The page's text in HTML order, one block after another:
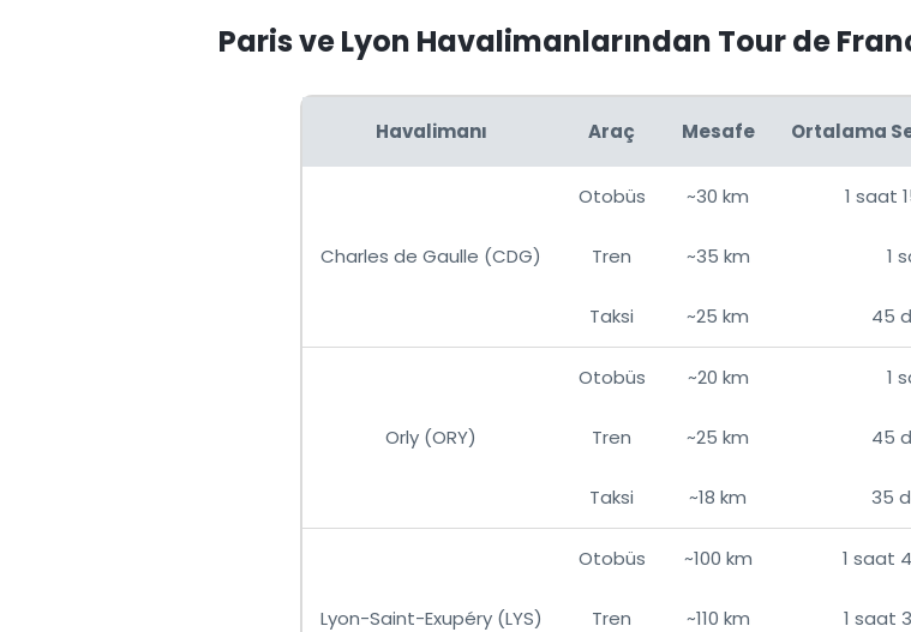
Paris ve Lyon Havalimanlarından Tour de
Havalimanı Araç Mesafe Ortalama
Charles de Gaulle (CDG)
Otobüs ~30 km 1 saat
Tren ~35 km 1
Taksi ~25 km 45
Orly (ORY)
Otobüs ~20 km 1
Tren ~25 km 45
Taksi ~18 km 35
Lyon-Saint-Exupéry (LYS)
Otobüs ~100 km 1 saat
Tren ~110 km 1 saat